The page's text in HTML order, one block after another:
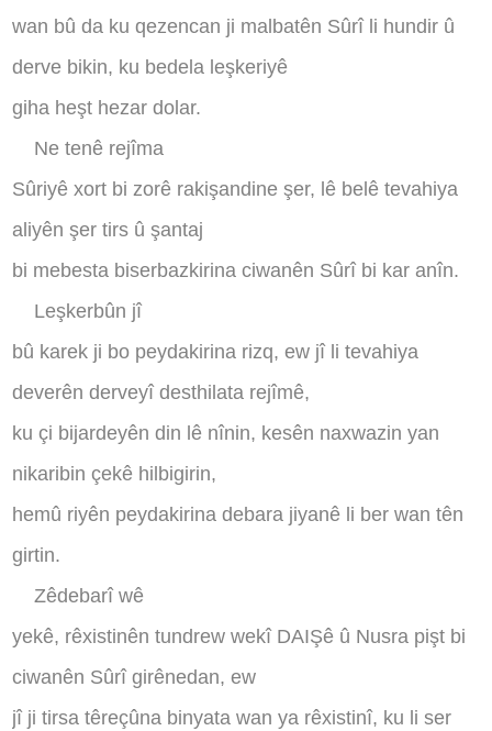
wan bû da ku qezencan ji malbatên Sûrî li hundir û
derve bikin, ku bedela leşkeriyê
giha heşt hezar dolar.
Ne tenê rejîma
Sûriyê xort bi zorê rakişandine şer, lê belê tevahiya
aliyên şer tirs û şantaj
bi mebesta biserbazkirina ciwanên Sûrî bi kar anîn.
Leşkerbûn jî
bû karek ji bo peydakirina rizq, ew jî li tevahiya
deverên derveyî desthilata rejîmê,
ku çi bijardeyên din lê nînin, kesên naxwazin yan
nikaribin çekê hilbigirin,
hemû riyên peydakirina debara jiyanê li ber wan tên
girtin.
Zêdebarî wê
yekê, rêxistinên tundrew wekî DAIŞê û Nusra pişt bi
ciwanên Sûrî girênedan, ew
jî ji tirsa têreçûna binyata wan ya rêxistinî, ku li ser